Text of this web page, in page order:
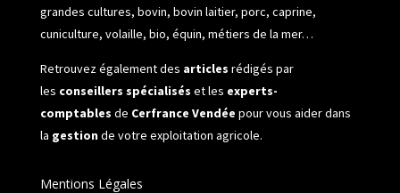
grandes cultures, bovin, bovin laitier, porc, caprine,
cuniculture, volaille, bio, équin, métiers de la mer…
Retrouvez également des articles rédigés par
les conseillers spécialisés et les experts-
comptables de Cerfrance Vendée pour vous aider dans
la gestionde votre exploitation agricole.
Mentions Légales